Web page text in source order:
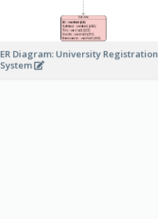
ER Diagram: University Registration
System